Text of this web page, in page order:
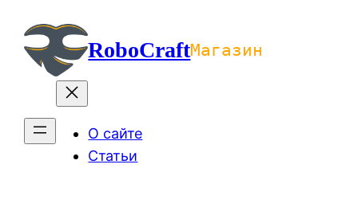
содержимомуRoboCraftМагазин
О сайте
Статьи